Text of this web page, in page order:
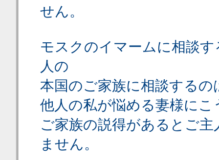
せん。
モスクのイマームに相談
人の
本国のご家族に相談する
他人の私が悩める妻様に
ご家族の説得があるとご
ません。